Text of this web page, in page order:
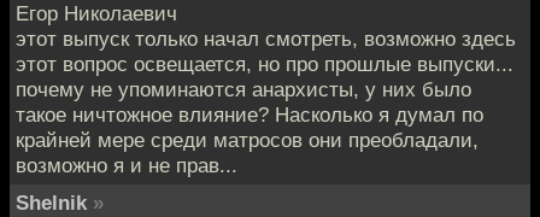
Егор Николаевич
этот выпуск только начал смотреть, возможно здесь
этот вопрос освещается, но про прошлые выпуски...
почему не упоминаются анархисты, у них было
такое ничтожное влияние? Насколько я думал по
крайней мере среди матросов они преобладали,
возможно я и не прав...
Shelnik »